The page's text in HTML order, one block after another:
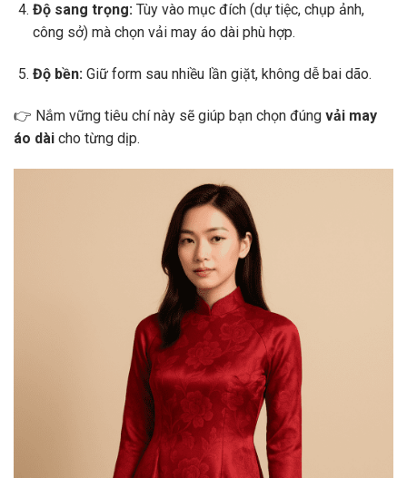
Độ sang trọng:Tùy vào mục đích (dự tiệc, chụp ảnh,
công sở) mà chọn vải may áo dài phù hợp.
Độ bền:Giữ form sau nhiều lần giặt, không dễ bai dão.
👉 Nắm vững tiêu chí này sẽ giúp bạn chọn đúng vải may
áo dài cho từng dịp.